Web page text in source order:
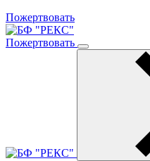
Пожертвовать
Пожертвовать